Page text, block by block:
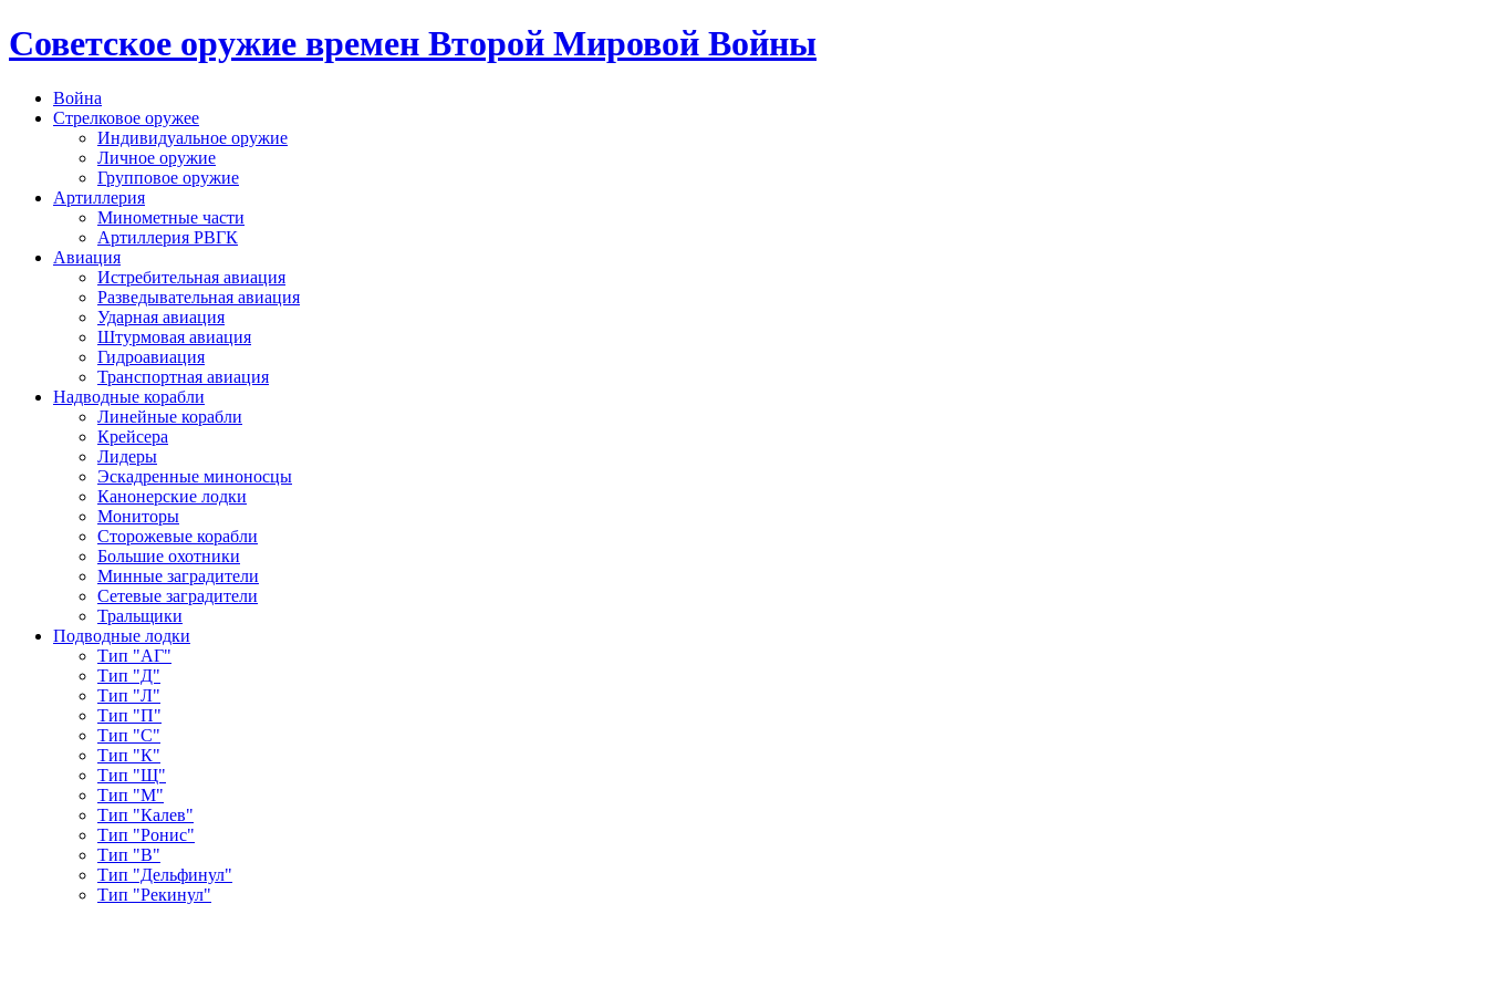
Cоветское оружие времен Второй Мировой Войны
Война
Стрелковое оружее
Индивидуальное оружие
Личное оружие
Групповое оружие
Артиллерия
Минометные части
Артиллерия РВГК
Авиация
Истребительная авиация
Разведывательная авиация
Ударная авиация
Штурмовая авиация
Гидроавиация
Транспортная авиация
Надводные корабли
Линейные корабли
Крейсера
Лидеры
Эскадренные миноносцы
Канонерские лодки
Мониторы
Сторожевые корабли
Большие охотники
Минные заградители
Сетевые заградители
Тральщики
Подводные лодки
Тип "АГ"
Тип "Д"
Тип "Л"
Тип "П"
Тип "С"
Тип "К"
Тип "Щ"
Тип "М"
Тип "Калев"
Тип "Ронис"
Тип "В"
Тип "Дельфинул"
Тип "Рекинул"